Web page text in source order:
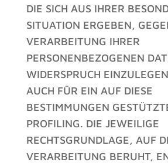
DIE SICH AUS IHRER
SITUATION ERGEBEN,
VERARBEITUNG IHRER
PERSONENBEZOGENEN
WIDERSPRUCH
AUCH FÜR EIN AUF DIESE
BESTIMMUNGEN
PROFILING. DIE JEWEILIGE
RECHTSGRUNDLAGE, AUF
VERARBEITUNG BERUHT,